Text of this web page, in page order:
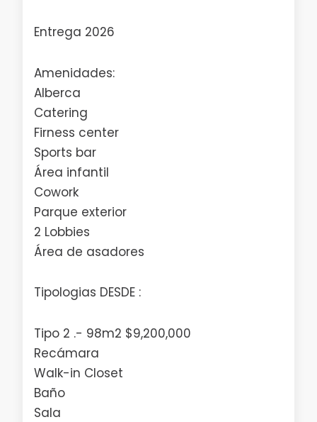
Entrega 2026
Amenidades:
Alberca
Catering
Firness center
Sports bar
Área infantil
Cowork
Parque exterior
2 Lobbies
Área de asadores
Tipologias DESDE :
Tipo 2 .- 98m2 $9,200,000
Recámara
Walk-in Closet
Baño
Sala